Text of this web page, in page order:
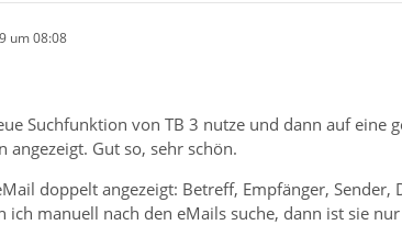
um 08:08
Suchfunktion von TB 3 nutze und dann auf
angezeigt. Gut so, sehr schön.
doppelt angezeigt: Betreff, Empfänger,
ich manuell nach den eMails suche, dann ist sie